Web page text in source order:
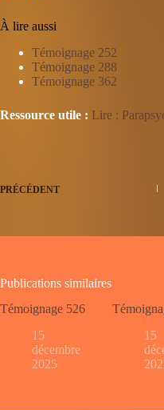
À lire aussi
Témoignage 252
Témoignage 288
Témoignage 362
Ressource utile : Lire :
PRÉCÉDENT
Publications similaires
Témoignage 526
15
décembre
2025
15